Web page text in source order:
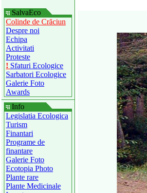
SalvaEco
Colinde de Crăciun
Despre noi
Echipa
Activitati
Proteste
! Sfaturi Ecologice
Sarbatori Ecologice
Galerie Foto
Awards
Info
Legislatia Ecologica
Turism
Finantari
Programe de
finantare
Galerie Foto
Ecotopia Photo
Plante rare
Plante Medicinale